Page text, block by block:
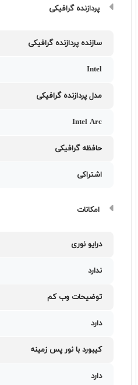
پردازنده گرافیکی
سازنده پردازنده گرافیکی
Intel
مدل پردازنده گرافیکی
Intel Arc
حافظه گرافیکی
اشتراکی
امکانات
درایو نوری
ندارد
توضیحات وب کم
دارد
کیبورد با نور پس زمینه
دارد